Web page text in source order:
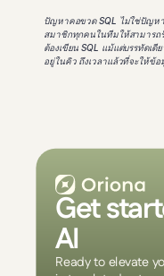
ปัญหาคอขวด SQL ไม่ใช่ปัญห
สมาชิกทุกคนในทีมให้สามารถ
ต้องเขียน SQL แม้แต่บรรทัดเ
อยู่ในคิว ถึงเวลาแล้วที่จะให้ข้
Get
AI
Ready to elevate